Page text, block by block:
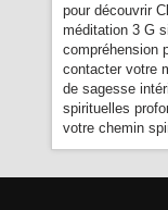
pour découvrir
méditation 3 G
compréhension
contacter votre
de sagesse
spirituelles
votre chemin